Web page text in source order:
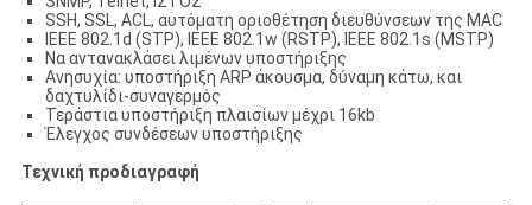
SSH, SSL, ACL, αυτόματη οριοθέτηση διευθύνσεων της MAC
IEEE 802.1d (STP), IEEE 802.1w (RSTP), IEEE 802.1s (MSTP)
Να αντανακλάσει λιμένων υποστήριξης
Ανησυχία: υποστήριξη ARP άκουσμα, δύναμη κάτω, και
δαχτυλίδι-συναγερμός
Τεράστια υποστήριξη πλαισίων μέχρι 16kb
Έλεγχος συνδέσεων υποστήριξης
Τεχνική προδιαγραφή